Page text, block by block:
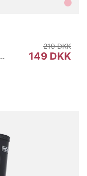
37 149 DKK
219 DKK